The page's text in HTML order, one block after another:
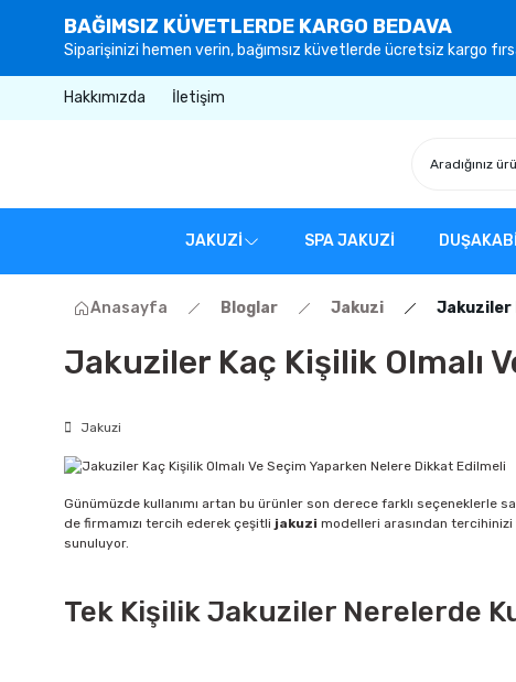
BAĞIMSIZ KÜVETLERDE KARGO BEDAVA
Siparişinizi hemen verin, bağımsız küvetlerde ücretsiz kargo
Hakkımızda İletişim
JAKUZİ SPA JAKUZİ
Anasayfa Bloglar Jakuzi Jakuziler
Jakuziler Kaç Kişilik Olmalı
Jakuzi
Günümüzde kullanımı artan bu ürünler son derece farklı seçeneklerle
de firmamızı tercih ederek çeşitli jakuzi modelleri arasından
sunuluyor.
Tek Kişilik Jakuziler Nerelerde